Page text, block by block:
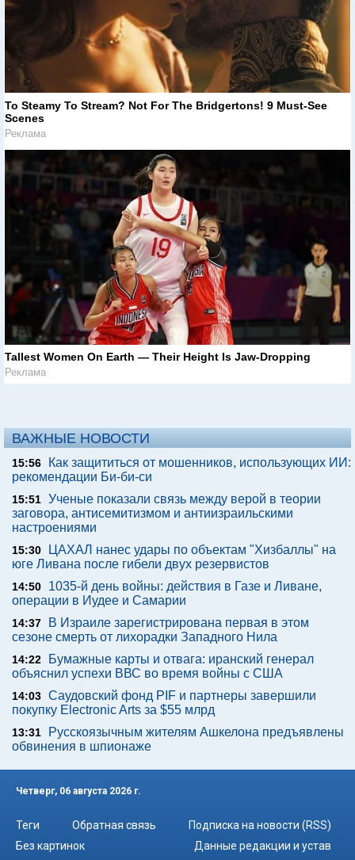
To Steamy To Stream? Not For The Bridgertons! 9 Must-See
Scenes
Реклама
Tallest Women On Earth — Their Height Is Jaw-Dropping
Реклама
ВАЖНЫЕ НОВОСТИ
15:56
Как защититься от мошенников, использующих ИИ:
рекомендации Би-би-си
15:51 Ученые показали связь между верой в теории
заговора, антисемитизмом и антиизраильскими
настроениями
15:30
ЦАХАЛ нанес удары по объектам "Хизбаллы" на
юге Ливана после гибели двух резервистов
14:50
1035-й день войны: действия в Газе и Ливане,
операции в Иудее и Самарии
14:37
В Израиле зарегистрирована первая в этом
сезоне смерть от лихорадки Западного Нила
14:22
Бумажные карты и отвага: иранский генерал
объяснил успехи ВВС во время войны с США
14:03 Саудовский фонд PIF и партнеры завершили
покупку Electronic Arts за $55 млрд
13:31
Русскоязычным жителям Ашкелона предъявлены
обвинения в шпионаже
Четверг, 06 августа 2026 г.
Теги Обратная связь
Подписка на новости (RSS)
Без картинок
Данные редакции и устав